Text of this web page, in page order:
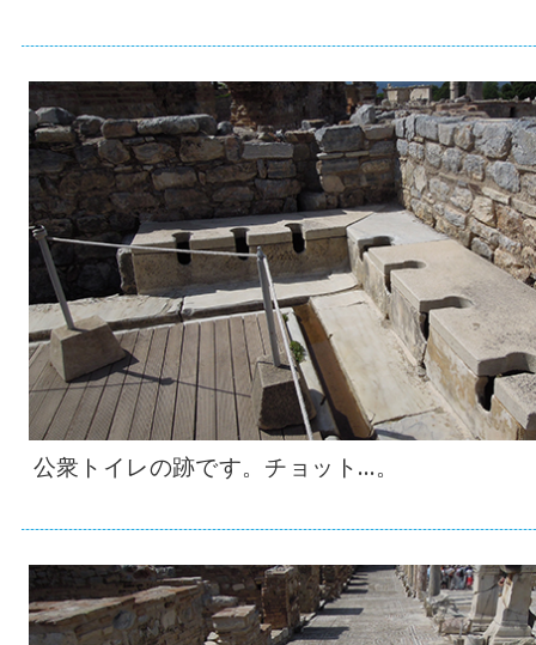
公衆トイレの跡です。チョット…。